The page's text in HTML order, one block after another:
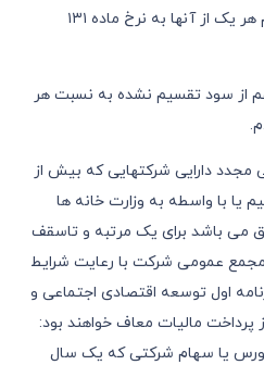
شرکتهای تعاونی به نسبت سهم هر یک از آنها به نرخ ماده ١٣١
از سود تقسیم نشده به نسبت هر
مجدد دارایی شرکتهایی که بیش از
یا با واسطه به وزارت خانه ها
می باشد برای یک مرتبه و تاسقف
عمومی شرکت با رعایت شرایط
اول توسعه اقتصادی اجتماعی و
پرداخت مالیات معاف خواهند بود:
یا سهام شرکتی که یک سال